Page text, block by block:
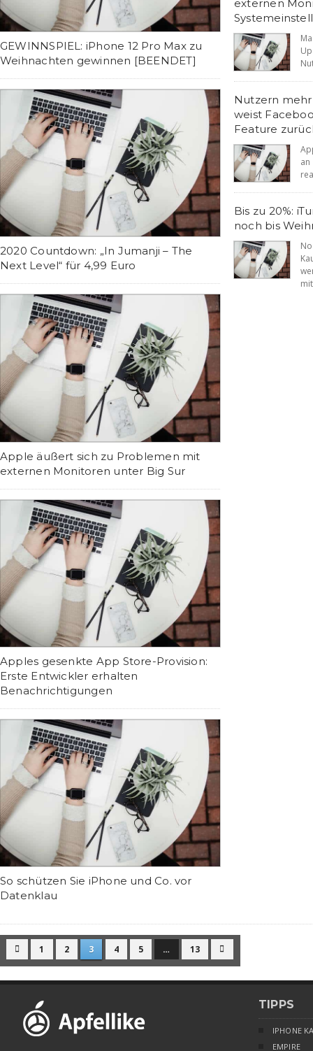
GEWINNSPIEL: iPhone 12 Pro Max zu
Weihnachten gewinnen [BEENDET]
2020 Countdown: „In Jumanji – The
Next Level“ für 4,99 Euro
Apple äußert sich zu Problemen mit
externen Monitoren unter Big Sur
Apples gesenkte App Store-Provision:
Erste Entwickler erhalten
Benachrichtigungen
So schützen Sie iPhone und Co. vor
Datenklau
externen
Nutzern
weist
Feature
Bis zu 20%:
noch bis
 1 2 3 4 5 … 13 
TIPPS
IPHONE
EMPIRE